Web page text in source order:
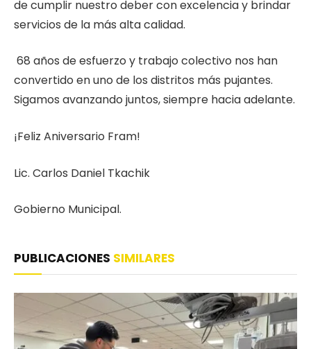
de cumplir nuestro deber con excelencia y brindar
servicios de la más alta calidad.
68 años de esfuerzo y trabajo colectivo nos han
convertido en uno de los distritos más pujantes.
Sigamos avanzando juntos, siempre hacia adelante.
¡Feliz Aniversario Fram!
Lic. Carlos Daniel Tkachik
Gobierno Municipal.
PUBLICACIONES SIMILARES